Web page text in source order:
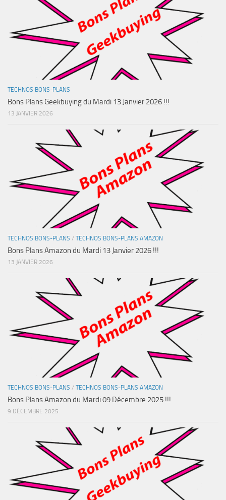
TECHNOS BONS-PLANS
Bons Plans Geekbuying du Mardi 13 Janvier 2026 !!!
13 JANVIER 2026
TECHNOS BONS-PLANS / TECHNOS BONS-PLANS AMAZON
Bons Plans Amazon du Mardi 13 Janvier 2026 !!!
13 JANVIER 2026
TECHNOS BONS-PLANS / TECHNOS BONS-PLANS AMAZON
Bons Plans Amazon du Mardi 09 Décembre 2025 !!!
9 DÉCEMBRE 2025